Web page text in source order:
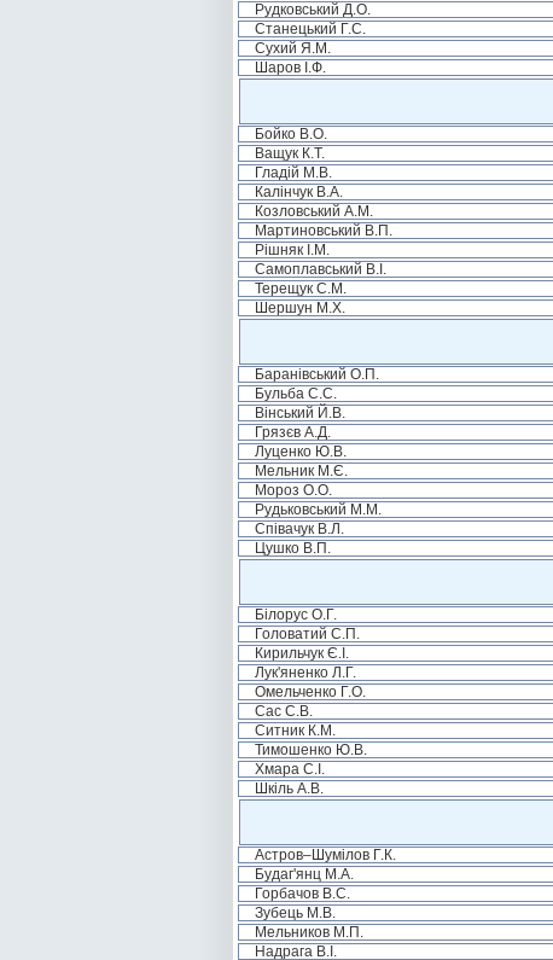
Рудковський Д.О.
Станецький Г.С.
Сухий Я.М.
Шаров І.Ф.
Бойко В.О.
Ващук К.Т.
Гладій М.В.
Калінчук В.А.
Козловський А.М.
Мартиновський В.П.
Рішняк І.М.
Самоплавський В.І.
Терещук С.М.
Шершун М.Х.
Баранівський О.П.
Бульба С.С.
Вінський Й.В.
Грязєв А.Д.
Луценко Ю.В.
Мельник М.Є.
Мороз О.О.
Рудьковський М.М.
Співачук В.Л.
Цушко В.П.
Білорус О.Г.
Головатий С.П.
Кирильчук Є.І.
Лук'яненко Л.Г.
Омельченко Г.О.
Сас С.В.
Ситник К.М.
Тимошенко Ю.В.
Хмара С.І.
Шкіль А.В.
Астров–Шумілов Г.К.
Будаг'янц М.А.
Горбачов В.С.
Зубець М.В.
Мельников М.П.
Надрага В.І.